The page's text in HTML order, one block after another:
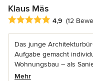
Klaus Mäs
Durchschnittliche
4,9 (12
Das junge
Aufgabe gemacht
Wohnungsbau – als
Mehr